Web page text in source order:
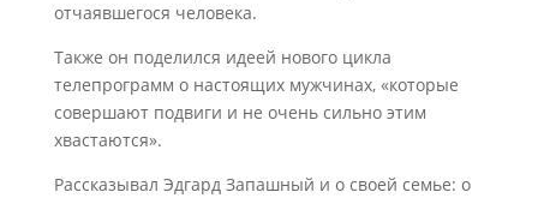
отчаявшегося человека.
Также он поделился идеей нового цикла
телепрограмм о настоящих мужчинах, «которые
совершают подвиги и не очень сильно этим
хвастаются».
Рассказывал Эдгард Запашный и о своей семье: о